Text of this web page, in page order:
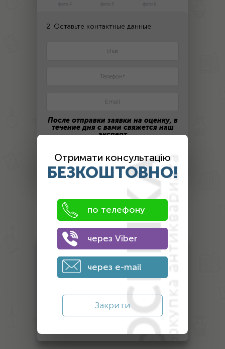
фото 4 фото 5 фото 6
2. Оставьте контактные данные
После отправки заявки на оценку, в
течение дня с вами свяжется наш
эксперт
ПОЛУЧИТЬ ЦЕНУ
Оценка
антиквариата
Монети
Інший антикваріат
Отримати консультацію
БЕЗКОШТОВНО!
по телефону
через Viber
через e-mail
Закрити